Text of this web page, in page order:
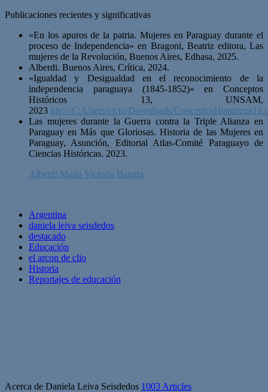
Publicaciones recientes y significativas
«En los apuros de la patria. Mujeres en Paraguay durante el
proceso de Independencia» en Bragoni, Beatriz editora, Las
mujeres de la Revolución, Buenos Aires, Edhasa, 2025.
Alberdi. Buenos Aires, Crítica, 2024.
«Igualdad y Desigualdad en el reconocimiento de la
independencia paraguaya (1845-1852)» en Conceptos
Históricos 13, UNSAM,
2023 file:///C:/Users/victo/Downloads/
Las mujeres durante la Guerra contra la Triple Alianza en
Paraguay en Más que Gloriosas. Historia de las Mujeres en
Paraguay, Asunción, Editorial Atlas-Comité Paraguayo de
Ciencias Históricas. 2023.
Alberdi María Victoria Baratta
Argentina
daniela leiva seisdedos
destacado
Educación
el arcon de clio
Historia
Reportajes de educación
Acerca de Daniela Leiva Seisdedos 1003 Articles